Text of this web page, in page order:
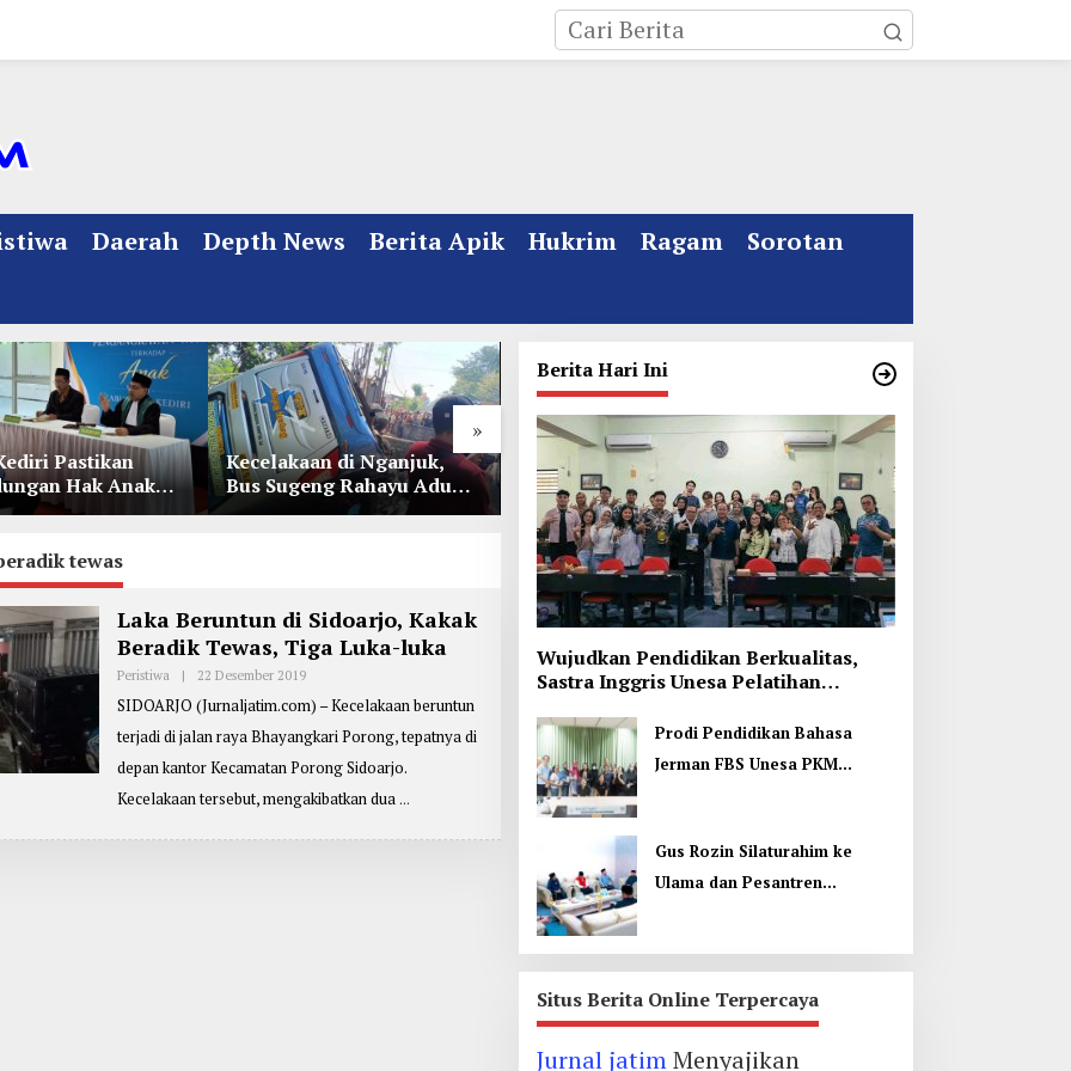
Daerah Depth News Berita Apik Hukrim Ragam
Sorotan
»
Pastikan
Hak Anak
Kecelakaan di Nganjuk,
Bus Sugeng Rahayu Adu
Banteng Dengan Dump
Kebakaran Rumah Mewah
di Jombang, ART Tewas
Diduga Menghirup Asap
Kata Gus Ipul Jelang
Muktamar ke 35 NU
Jombang: Panitia Gupuh,
Suguh, Lungguh
tewas
Laka Beruntun di Sidoarjo, Kakak
Beradik Tewas, Tiga Luka-luka
Peristiwa | 22 Desember 2019O
E
R
P
O
R
E
SIDOARJO (Jurnaljatim.com) – Kecelakaan beruntun
terjadi di jalan raya Bhayangkari Porong, tepatnya di
depan kantor Kecamatan Porong Sidoarjo.
Kecelakaan tersebut, mengakibatkan dua
Berita Hari Ini
Wujudkan Pendidikan Berkualitas,
Sastra Inggris Unesa Pelatihan
Prodi Pendidikan Bahasa
Jerman FBS Unesa PKM
Gus Rozin Silaturahim ke
Ulama dan Pesantren
Situs Berita Online Terpercaya
Jurnal jatimMenyajikan